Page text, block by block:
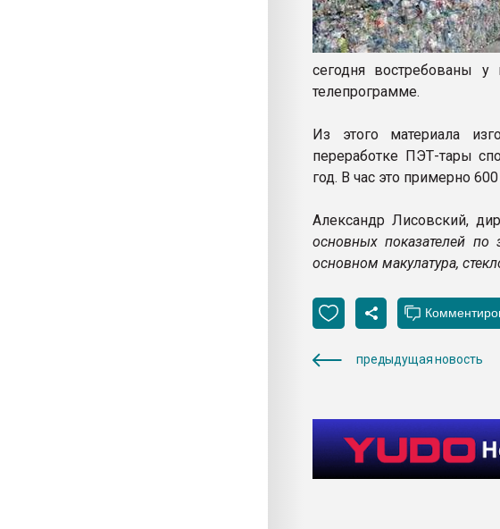
сегодня востребованы
телепрограмме.
Из этого материала
переработке ПЭТ-тары
год. В час это примерно
Александр Лисовский,
основных показателей по
основном макулатура,
предыдущая новость